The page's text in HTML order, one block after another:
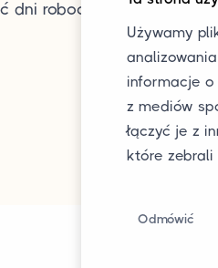
dni roboczych.
Używamy
informacje
z mediów
łączyć je z
które zebrali
Odmówić